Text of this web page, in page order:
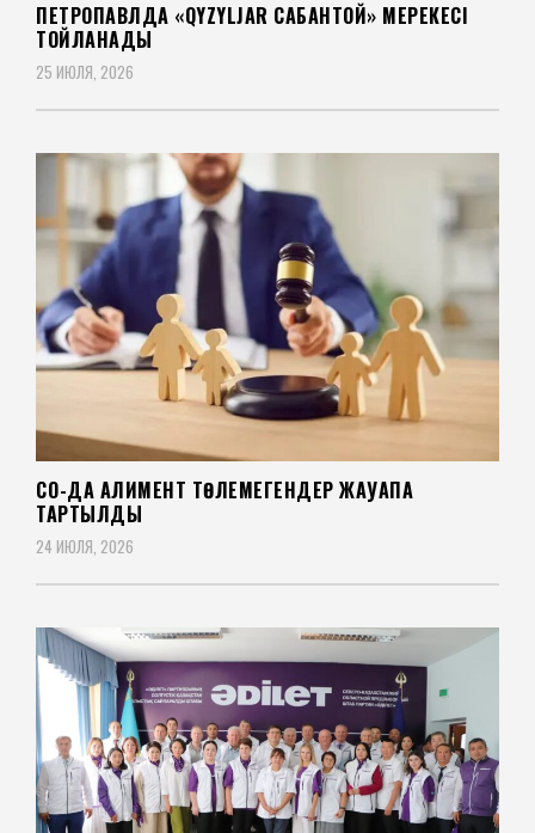
ПЕТРОПАВЛДА «QYZYLJAR САБАНТОЙ» МЕРЕКЕСІ
ТОЙЛАНАДЫ
25 ИЮЛЯ, 2026
СҚО-ДА АЛИМЕНТ ТӨЛЕМЕГЕНДЕР ЖАУАПҚА
ТАРТЫЛДЫ
24 ИЮЛЯ, 2026